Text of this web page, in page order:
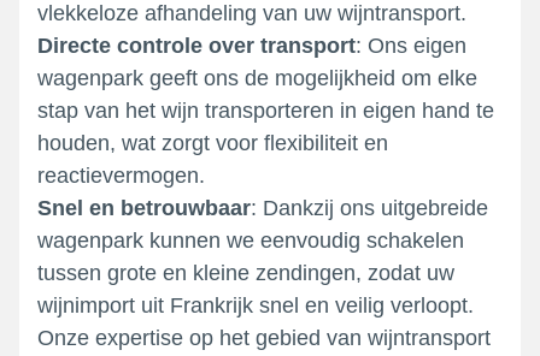
vlekkeloze afhandeling van uw wijntransport.
Directe controle over transport: Ons eigen
wagenpark geeft ons de mogelijkheid om elke
stap van het wijn transporteren in eigen hand te
houden, wat zorgt voor flexibiliteit en
reactievermogen.
Snel en betrouwbaar: Dankzij ons uitgebreide
wagenpark kunnen we eenvoudig schakelen
tussen grote en kleine zendingen, zodat uw
wijnimport uit Frankrijk snel en veilig verloopt.
Onze expertise op het gebied van wijntransport